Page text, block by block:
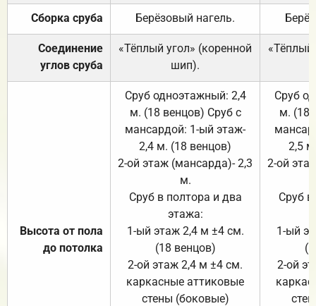
Сборка сруба Берёзовый нагель.
Соединение
углов сруба
«Тёплый угол» (коренной
шип).
«Тёплый
Высота от пола
до потолка
Сруб одноэтажный: 2,4
м. (18 венцов) Сруб с
мансардой: 1-ый этаж-
2,4 м. (18 венцов)
2-ой этаж (мансарда)- 2,3
м.
Сруб в полтора и два
этажа:
1-ый этаж 2,4 м ±4 см.
(18 венцов)
2-ой этаж 2,4 м ±4 см.
каркасные аттиковые
стены (боковые)
Сруб
м. (18
2,5
2-ой
Сруб
1-ый
2-ой